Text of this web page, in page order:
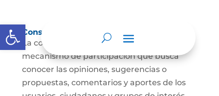
Abrir barra de herramientas
Consulta ciudadana
La consulta a la ciudadanía es un
mecanismo de participación que busca
conocer las opiniones, sugerencias o
propuestas, comentarios y aportes de los